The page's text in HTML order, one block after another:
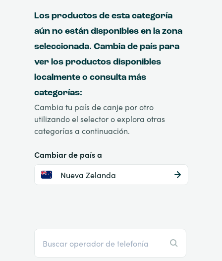
Los productos de esta categoría
aún no están disponibles en la zona
seleccionada. Cambia de país para
ver los productos disponibles
localmente o consulta más
categorías:
Cambia tu país de canje por otro
utilizando el selector o explora otras
categorías a continuación.
Cambiar de país a
Nueva Zelanda